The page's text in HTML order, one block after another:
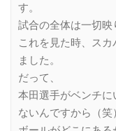
す。
試合の全体は一切映
これを見た時、ス
ました。
だって、
本田選手がベンチ
ないんですから（笑）